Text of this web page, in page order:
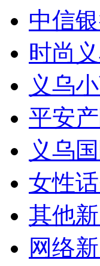
中信
时尚
义乌
平安
义乌
女性
其他
网络